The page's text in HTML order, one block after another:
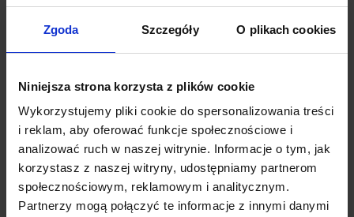
Zgoda Szczegóły O plikach cookies
Niniejsza strona korzysta z plików cookie
Wykorzystujemy pliki cookie do spersonalizowania treści
i reklam, aby oferować funkcje społecznościowe i
analizować ruch w naszej witrynie. Informacje o tym, jak
korzystasz z naszej witryny, udostępniamy partnerom
społecznościowym, reklamowym i analitycznym.
Partnerzy mogą połączyć te informacje z innymi danymi
kosztem rodziny, są pokerowym „sprawdzam”. Nasze firmy
mogą bardziej przypominać licytowanie zasobami niż
zarządzanie potencjałem.